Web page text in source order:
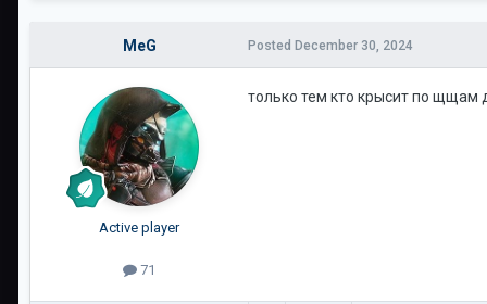
MeG
Active player
71
Posted December 30, 2024
только тем кто крысит по щщам